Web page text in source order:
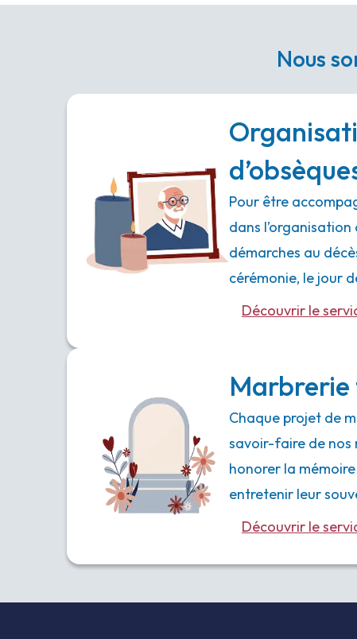
Nous
Pour être
dans l’organisation
démarches au
cérémonie, le jour
Découvrir le
Chaque projet de
savoir-faire de nos
honorer la
entretenir leur
Découvrir le